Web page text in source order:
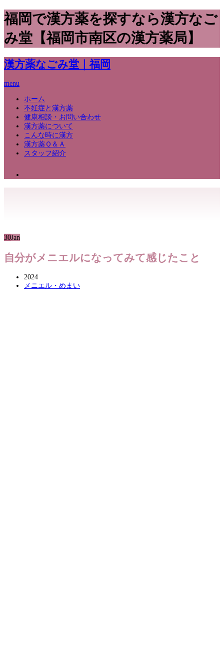
福岡で漢方薬を探すなら漢方なご
み堂【福岡市南区の漢方薬局】
漢方薬なごみ堂｜福岡
menu
ホーム
不妊症と漢方薬
健康相談・お問い合わせ
漢方薬について
こんな時に漢方
漢方薬Ｑ＆Ａ
スタッフ紹介
30Jan
自分がメニエルになってみて感じたこと
2024
メニエル・めまい